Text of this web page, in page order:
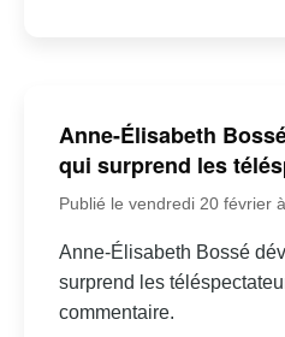
Anne-Élisabeth
qui surprend les
Publié le vendredi 20 février
Anne-Élisabeth Bossé
surprend les
commentaire.